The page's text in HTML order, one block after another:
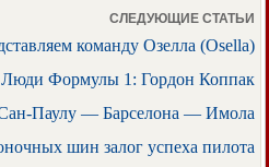
СЛЕДУЮЩИЕ СТАТЬИ
команду Озелла (Osella)
Люди Формулы 1: Гордон Коппак
Сан-Паулу — Барселона — Имола
шин залог успеха пилота